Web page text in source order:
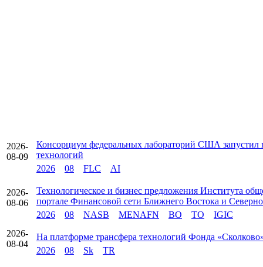
2026-
08-09
Консорциум федеральных лабораторий США запустил
технологий
2026
08 FLC AI
2026-
08-06
Технологическое и бизнес предложения Института
портале Финансовой сети Ближнего Востока и
2026
08 NASB MENAFN BO TO
IGIC
2026-
08-04
На платформе трансфера технологий Фонда
2026
08 Sk TR